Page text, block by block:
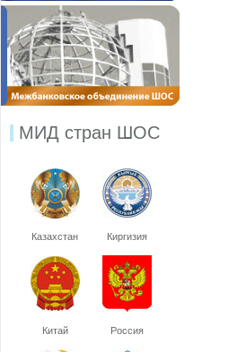
МИД стран ШОС
Казахстан Киргизия
Китай Россия